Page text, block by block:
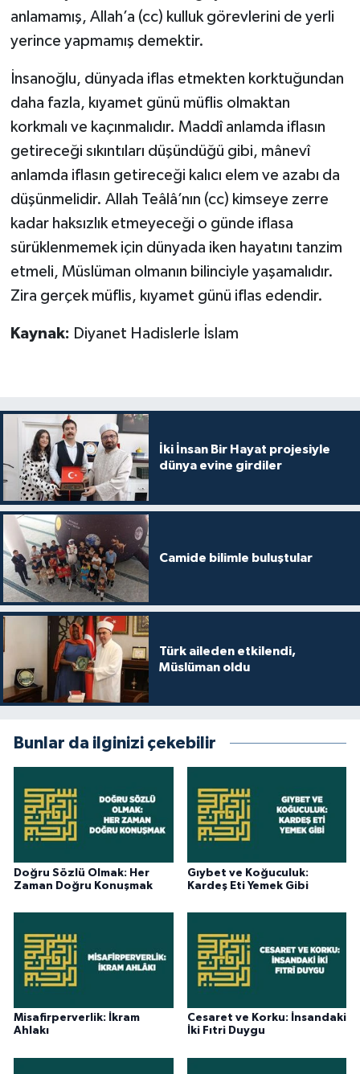
anlamamış, Allah’a (cc) kulluk görevlerini de yerli
yerince yapmamış demektir.
İnsanoğlu, dünyada iflas etmekten korktuğundan
daha fazla, kıyamet günü müflis olmaktan
korkmalı ve kaçınmalıdır. Maddî anlamda iflasın
getireceği sıkıntıları düşündüğü gibi, mânevî
anlamda iflasın getireceği kalıcı elem ve azabı da
düşünmelidir. Allah Teâlâ’nın (cc) kimseye zerre
kadar haksızlık etmeyeceği o günde iflasa
sürüklenmemek için dünyada iken hayatını tanzim
etmeli, Müslüman olmanın bilinciyle yaşamalıdır.
Zira gerçek müflis, kıyamet günü iflas edendir.
Kaynak: Diyanet Hadislerle İslam
İki İnsan Bir Hayat projesiyle
dünya evine girdiler
Camide bilimle buluştular
Türk aileden etkilendi,
Müslüman oldu
Bunlar da ilginizi çekebilir
Doğru Sözlü Olmak: Her
Zaman Doğru Konuşmak
Gıybet ve Koğuculuk:
Kardeş Eti Yemek Gibi
Misafirperverlik: İkram
Ahlakı
Cesaret ve Korku: İnsandaki
İki Fıtri Duygu